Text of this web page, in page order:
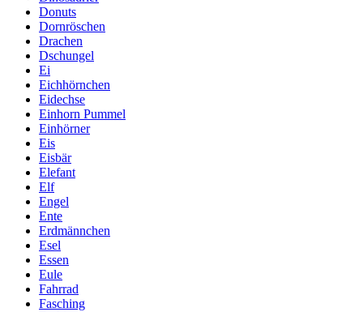
Donuts
Dornröschen
Drachen
Dschungel
Ei
Eichhörnchen
Eidechse
Einhorn Pummel
Einhörner
Eis
Eisbär
Elefant
Elf
Engel
Ente
Erdmännchen
Esel
Essen
Eule
Fahrrad
Fasching